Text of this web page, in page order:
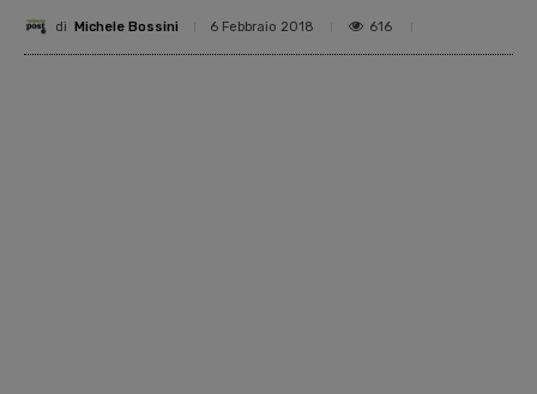
di Michele Bossini 6 Febbraio 2018 616